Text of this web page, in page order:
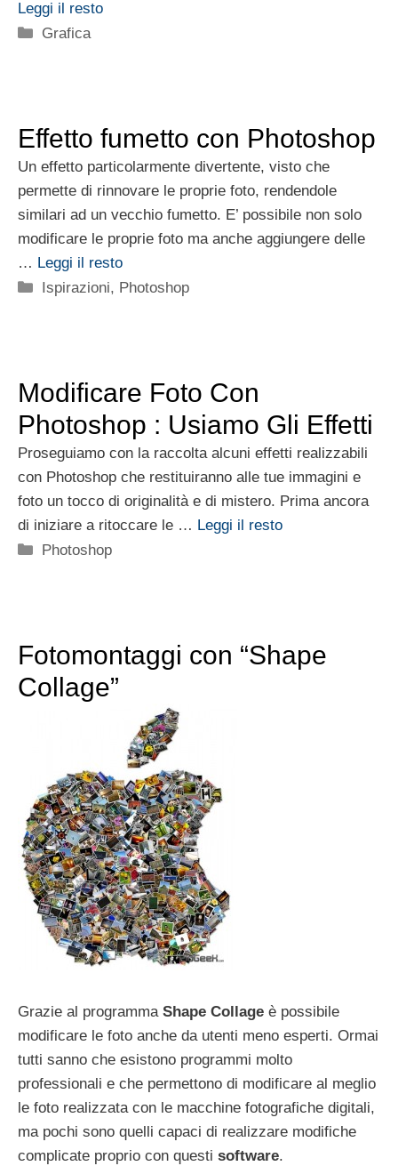
Leggi il resto
Categorie
Grafica
Effetto fumetto con Photoshop
Un effetto particolarmente divertente, visto che
permette di rinnovare le proprie foto, rendendole
similari ad un vecchio fumetto. E’ possibile non solo
modificare le proprie foto ma anche aggiungere delle
… Leggi il resto
Categorie
Ispirazioni, Photoshop
Modificare Foto Con
Photoshop : Usiamo Gli Effetti
Proseguiamo con la raccolta alcuni effetti realizzabili
con Photoshop che restituiranno alle tue immagini e
foto un tocco di originalità e di mistero. Prima ancora
di iniziare a ritoccare le … Leggi il resto
Categorie
Photoshop
Fotomontaggi con “Shape
Collage”
Grazie al programma Shape Collage è possibile
modificare le foto anche da utenti meno esperti. Ormai
tutti sanno che esistono programmi molto
professionali e che permettono di modificare al meglio
le foto realizzata con le macchine fotografiche digitali,
ma pochi sono quelli capaci di realizzare modifiche
complicate proprio con questi software.